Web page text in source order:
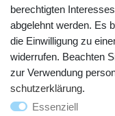
© Copyright 2025
berechtigten
abgelehnt werden. Es
die Einwilligung zu
widerrufen. Beachten
zur Verwendung
schutz­erklärung.
Essenziell